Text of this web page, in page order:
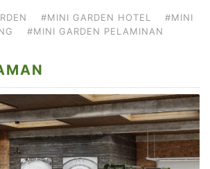
#MINI GARDEN HOTEL
#MINI
#MINI GARDEN PELAMINAN